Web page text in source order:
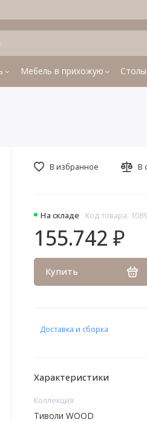
Мебель в прихожую Столы
На складе Код товара:
155.742 ₽
Купить
В избранное В
Доставка и сборка
Характеристики
Коллекция
Тиволи WOOD